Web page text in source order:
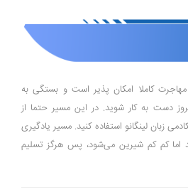
کاملا امکان پذیر است و بستگی به
دست به کار شوید. در این مسیر حتما از
زبان لینگانو استفاده کنید. مسیر یادگیری
اما کم کم شیرین می‌شود، پس هرگز تسلیم